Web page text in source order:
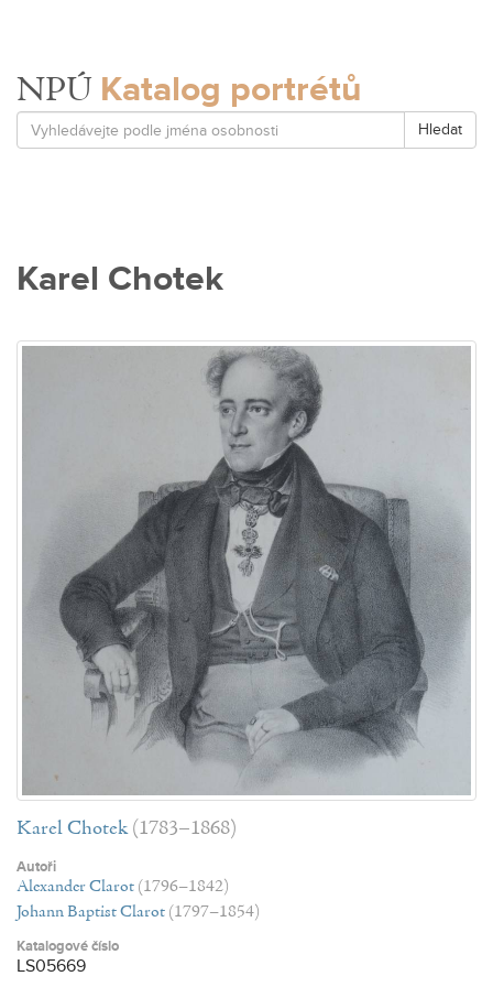
NPÚ Katalog portrétů
Hledat
Karel Chotek
Karel Chotek (1783–1868)
Autoři
Alexander Clarot (1796–1842)
Johann Baptist Clarot (1797–1854)
Katalogové číslo
LS05669